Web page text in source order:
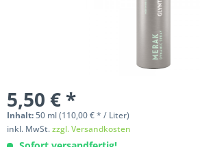
5,50 € *
Inhalt:50 ml(110,00 € * / Liter)
inkl. MwSt.zzgl. Versandkosten